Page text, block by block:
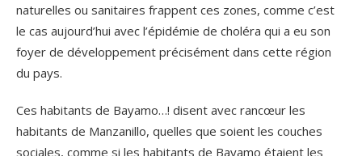
naturelles ou sanitaires frappent ces zones, comme c’est
le cas aujourd’hui avec l’épidémie de choléra qui a eu son
foyer de développement précisément dans cette région
du pays.
Ces habitants de Bayamo…! disent avec rancœur les
habitants de Manzanillo, quelles que soient les couches
sociales, comme si les habitants de Bayamo étaient les